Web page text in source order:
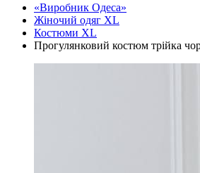
«Виробник Одеса»
Жіночий одяг XL
Костюми XL
Прогулянковий костюм трійка